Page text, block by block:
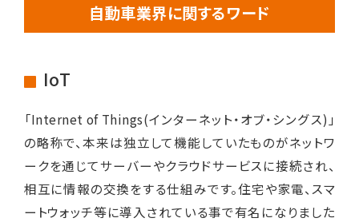
自動車業界に関するワード
IoT
「Internet of Things(インターネット・オブ・シングス)」
の略称で、本来は独立して機能していたものがネットワ
ークを通じてサーバーやクラウドサービスに接続され、
相互に情報の交換をする仕組みです。住宅や家電、スマ
ートウォッチ等に導入されている事で有名になりました